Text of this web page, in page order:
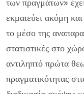
εκμαιεύει ακόμη
το μέσο της
στατιστικές στο
αντιληπτό πρώτα
πραγματικότητας